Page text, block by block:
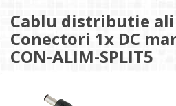
Cablu distributie
Conectori 1x DC
CON-ALIM-SPLIT5